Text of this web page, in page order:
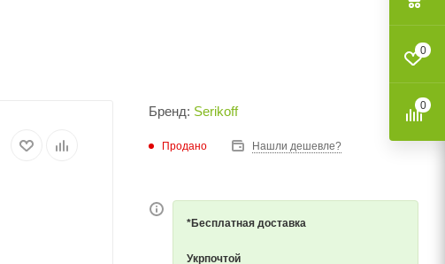
Бренд: Serikoff
Продано Нашли дешевле?
*Бесплатная доставка
Укрпочтой
0
0